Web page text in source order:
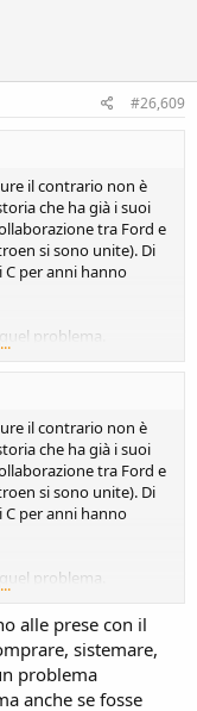
#26,609
il contrario non è
che ha già i suoi
tra Ford e
si sono unite). Di
per anni hanno
problema.
ricerca mi è
problemi-catena-
luogo
il contrario non è
che ha già i suoi
tra Ford e
si sono unite). Di
per anni hanno
problema.
ricerca mi è
alle prese con il
sistemare,
problema
anche se fosse